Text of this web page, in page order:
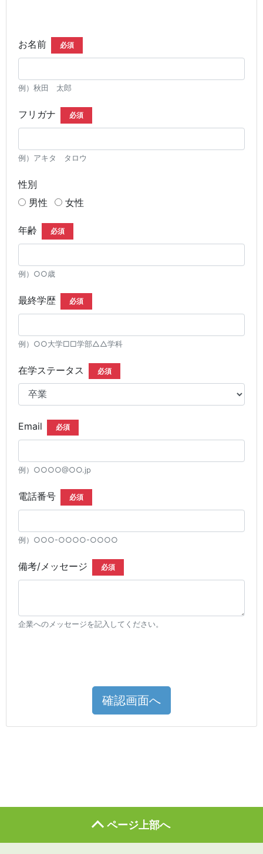
お名前 必須
例）秋田 太郎
フリガナ 必須
例）アキタ タロウ
性別
男性
女性
年齢 必須
例）○○歳
最終学歴 必須
例）○○大学□□学部△△学科
在学ステータス 必須
Email 必須
例）○○○○@○○.jp
電話番号 必須
例）○○○-○○○○-○○○○
備考/メッセージ 必須
企業へのメッセージを記入してください。
確認画面へ
ページ上部へ